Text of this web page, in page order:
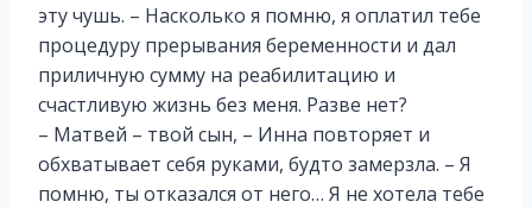
эту чушь. – Насколько я помню, я оплатил тебе
процедуру прерывания беременности и дал
приличную сумму на реабилитацию и
счастливую жизнь без меня. Разве нет?
– Матвей – твой сын, – Инна повторяет и
обхватывает себя руками, будто замерзла. – Я
помню, ты отказался от него… Я не хотела тебе